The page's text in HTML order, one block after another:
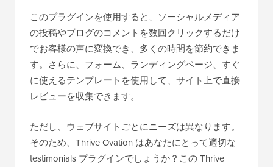
このプラグインを使用すると、ソーシャルメディア
の投稿やブログのコメントを数回クリックするだけ
でお客様の声に変換でき、多くの時間を節約できま
す。さらに、フォーム、ランディングページ、すぐ
に使えるテンプレートを使用して、サイト上で直接
レビューを収集できます。
ただし、ウェブサイトごとにニーズは異なります。
そのため、Thrive Ovation はあなたにとって適切な
testimonials プラグインでしょうか？この Thrive